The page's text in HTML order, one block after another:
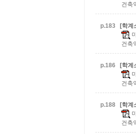
건축
p.183 [학계
건축
p.186
[학계
건축
p.188
[학계
건축